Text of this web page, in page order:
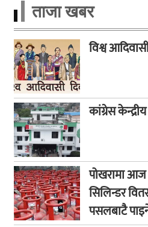
ताजा खबर
विश्व
कांग्रेस
पोखरामा आज
सिलिन्डर
पसलबाटै